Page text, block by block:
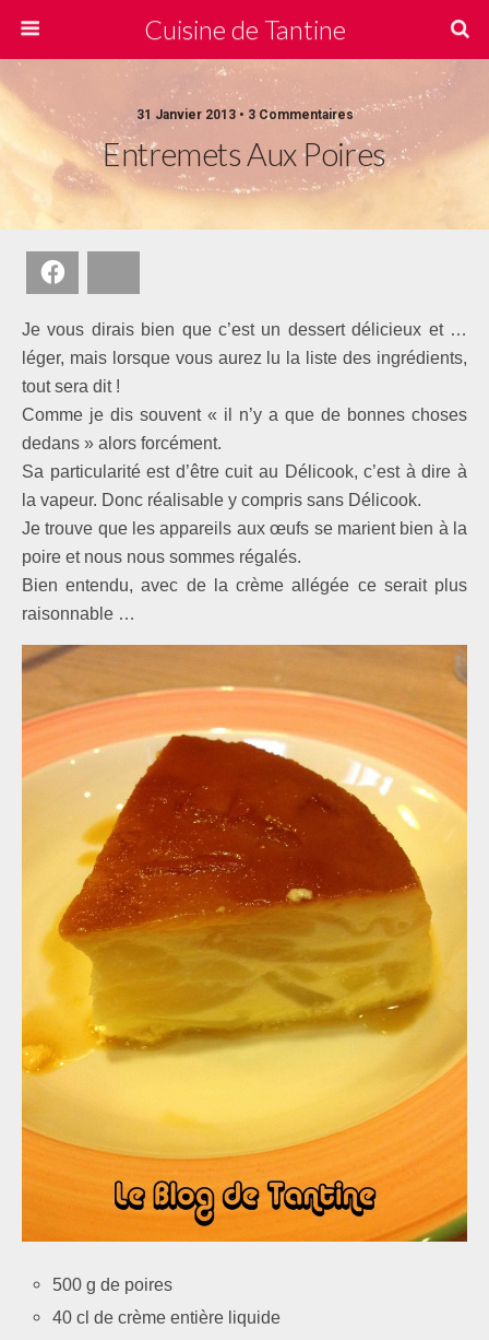
Cuisine de Tantine
31 Janvier 2013 • 3 Commentaires
Entremets Aux Poires
Je vous dirais bien que c’est un dessert délicieux et …
léger, mais lorsque vous aurez lu la liste des ingrédients,
tout sera dit !
Comme je dis souvent « il n’y a que de bonnes choses
dedans » alors forcément.
Sa particularité est d’être cuit au Délicook, c’est à dire à
la vapeur. Donc réalisable y compris sans Délicook.
Je trouve que les appareils aux œufs se marient bien à la
poire et nous nous sommes régalés.
Bien entendu, avec de la crème allégée ce serait plus
raisonnable …
500 g de poires
40 cl de crème entière liquide